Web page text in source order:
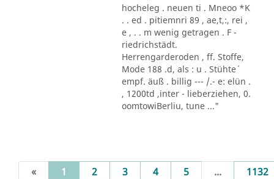
hocheleg . neuen ti . Mneoo *K
. . ed . pitiemnri 89 , ae,t,:, rei ,
e , . . m wenig getragen . F -
riedrichstädt.
Herrengarderoden , ff. Stoffe,
Mode 188 .d, als : u . Stühte´
empf. äuß . billig --- /.- e: elün .
, 1200td ,inter - lieberziehen, 0.
oomtowiBerliu, tune ..."
« 1 (current)
2 3 4 5 ... 1132